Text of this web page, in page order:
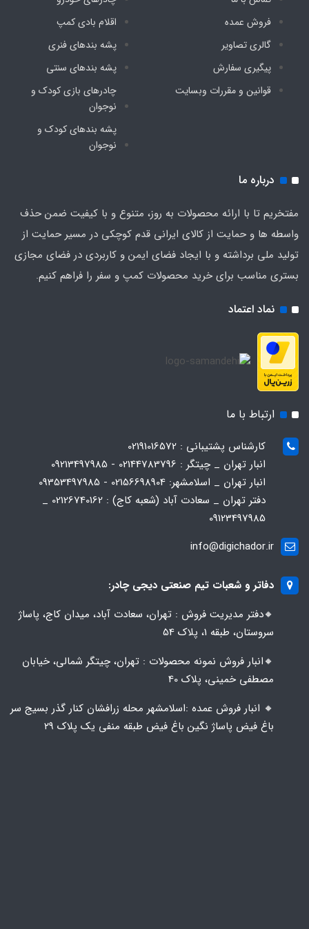
سورمه ای
گرید کارشناسی
A+++
نماد اعتماد
فروش عمده
گالری تصاویر
پیگیری سفارش
قوانین و مقررات وبسایت
اقلام بادی کمپ
پشه‌ بندهای فنری
پشه‌ بندهای سنتی
چادرهای بازی کودک و
نوجوان
پشه‌ بندهای کودک و
نوجوان
درباره ما
مفتخریم تا با ارائه محصولات به روز، متنوع و با کیفیت ضمن حذف
واسطه ها و حمایت از کالای ایرانی قدم کوچکی در مسیر حمایت از
تولید ملی برداشته و با ایجاد فضای ایمن و کاربردی در فضای مجازی
بستری مناسب برای خرید محصولات کمپ و سفر را فراهم کنیم.
ارتباط با ما
کارشناس پشتیبانی : 02191016572
انبار تهران _ چیتگر : 02144783796 - 09213497985
انبار تهران _ اسلامشهر: 02156698904 - 09353497985
دفتر تهران _ سعادت آباد (شعبه کاج) : 02126740162 _
09123497985
info@digichador.ir
دفاتر و شعبات تیم صنعتی دیجی چادر:
🔸️​​دفتر مدیریت فروش : تهران، سعادت آباد، میدان کاج، پاساژ
سروستان، طبقه 1، پلاک 54
🔸️​​انبار فروش نمونه محصولات : تهران، چیتگر شمالی، خیابان
مصطفی خمینی، پلاک 40
🔸️ انبار فروش عمده :اسلامشهر محله زرافشان کنار گذر بسیج سر
باغ فیض پاساژ نگین باغ فیض طبقه منفی یک پلاک ۲۹